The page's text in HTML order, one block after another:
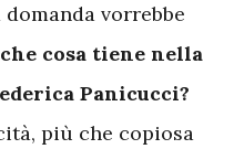
vorrebbe
che cosa tiene nella
Panicucci?
più che copiosa